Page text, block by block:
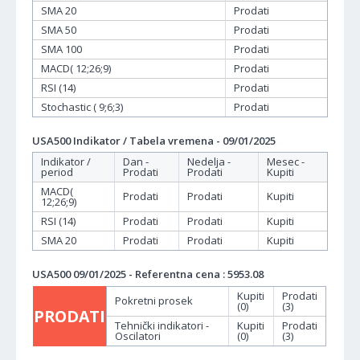
SMA 20
Prodati
SMA 50
Prodati
SMA 100
Prodati
MACD( 12;26;9)
Prodati
RSI (14)
Prodati
Stochastic ( 9;6;3)
Prodati
USA500 Indikator / Tabela vremena - 09/01/2025
Indikator /
period
Dan -
Prodati
Nedelja -
Prodati
Mesec -
Kupiti
MACD(
12;26;9) Prodati Prodati
Kupiti
RSI (14)
Prodati Prodati
Kupiti
SMA 20
Prodati Prodati Kupiti
USA500 09/01/2025 - Referentna cena : 5953.08
PRODATI
Pokretni prosek Kupiti
(0)
Prodati
(3)
Tehnički indikatori -
Oscilatori
Kupiti
(0)
Prodati
(3)